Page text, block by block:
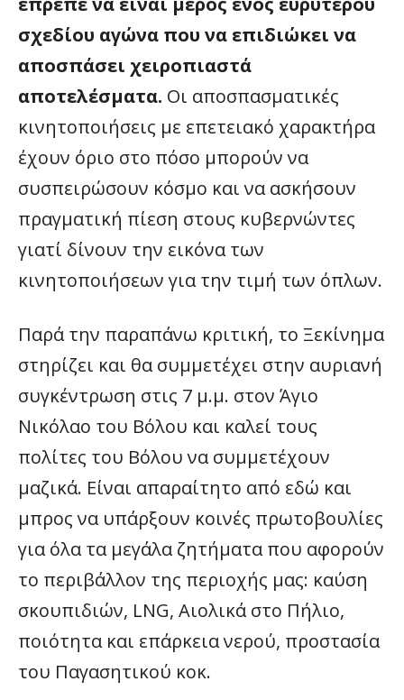
σχεδίου αγώνα που να επιδιώκει να
αποσπάσει χειροπιαστά
αποτελέσματα. Οι αποσπασματικές
κινητοποιήσεις με επετειακό χαρακτήρα
έχουν όριο στο πόσο μπορούν να
συσπειρώσουν κόσμο και να ασκήσουν
πραγματική πίεση στους κυβερνώντες
γιατί δίνουν την εικόνα των
κινητοποιήσεων για την τιμή των όπλων.
Παρά την παραπάνω κριτική, το Ξεκίνημα
στηρίζει και θα συμμετέχει στην αυριανή
συγκέντρωση στις 7 μ.μ. στον Άγιο
Νικόλαο του Βόλου και καλεί τους
πολίτες του Βόλου να συμμετέχουν
μαζικά. Είναι απαραίτητο από εδώ και
μπρος να υπάρξουν κοινές πρωτοβουλίες
για όλα τα μεγάλα ζητήματα που αφορούν
το περιβάλλον της περιοχής μας: καύση
σκουπιδιών, LNG, Αιολικά στο Πήλιο,
ποιότητα και επάρκεια νερού, προστασία
του Παγασητικού κοκ.